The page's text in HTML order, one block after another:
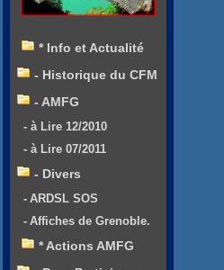
* Info et Actualité
- Historique du CFM
- AMFG
- à Lire 12/2010
- à Lire 07/2011
- Divers
- ARDSL SOS
- Affiches de Grenoble.
* Actions AMFG